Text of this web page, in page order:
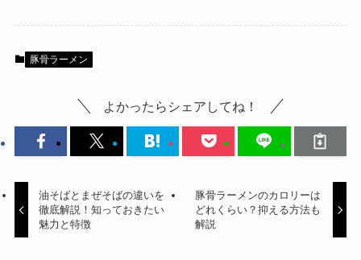
豚骨ラーメン
よかったらシェアしてね！
油そばとまぜそばの違いを
徹底解説！知っておきたい
魅力と特徴
豚骨ラーメンのカロリーは
どれくらい？抑える方法も
解説